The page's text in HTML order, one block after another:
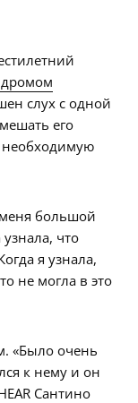
слух с одной
его
необходимую
меня большой
что
я узнала,
не могла в это
«Было очень
к нему и он
Сантино